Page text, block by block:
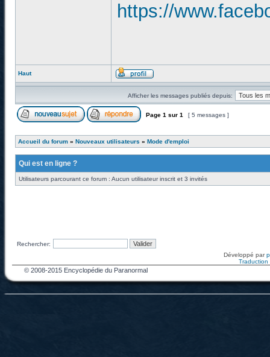
https://
Haut
Afficher les messages publiés depuis:
Page 1 sur 1 [ 5 messages ]
Accueil du forum » Nouveaux utilisateurs » Mode d'emploi
Qui est en ligne ?
Utilisateurs parcourant ce forum : Aucun utilisateur inscrit et 3 invités
Rechercher:
Développé par
Traduction
© 2008-2015 Encyclopédie du Paranormal